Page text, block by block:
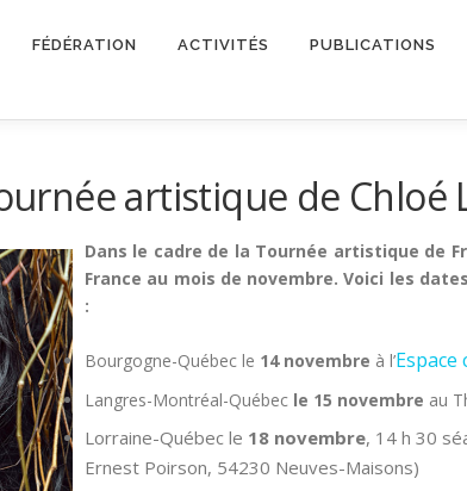
FÉDÉRATION ACTIVITÉS PUBLICATIONS
artistique de Chloé
Dans le cadre de la Tournée artistique de
France au mois de novembre. Voici les
:
Bourgogne-Québec le 14 novembre à l’
Langres-Montréal-Québec le 15 novembre au
Lorraine-Québec le 18 novembre, 14 h 30
Ernest Poirson, 54230 Neuves-Maisons)